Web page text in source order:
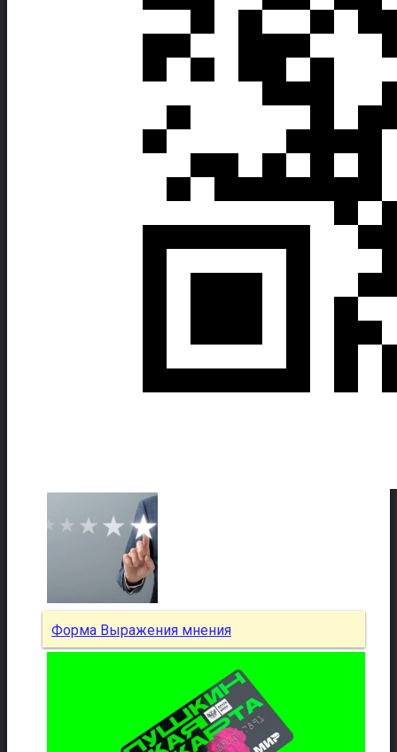
Форма Выражения мнения